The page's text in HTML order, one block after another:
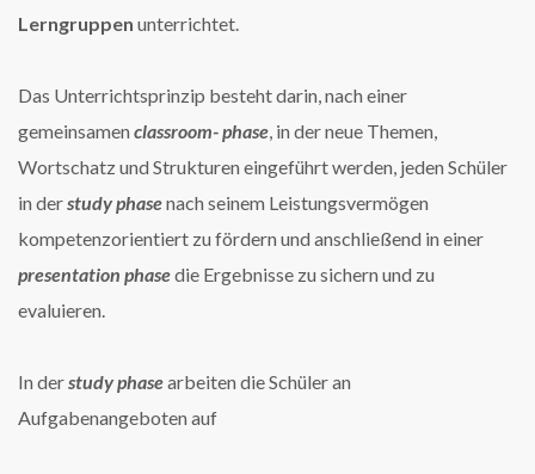
Lerngruppen unterrichtet.
Das Unterrichtsprinzip besteht darin, nach einer
gemeinsamen classroom- phase , in der neue Themen,
Wortschatz und Strukturen eingeführt werden, jeden Schüler
in der study phasenach seinem Leistungsvermögen
kompetenzorientiert zu fördern und anschließend in einer
presentation phasedie Ergebnisse zu sichern und zu
evaluieren.
In der study phasearbeiten die Schüler an
Aufgabenangeboten auf